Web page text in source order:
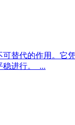
替代的作用。
稳进行。 ...